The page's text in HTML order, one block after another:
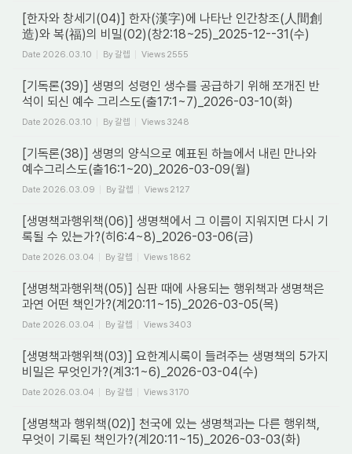
[한자와 창세기(04)] 한자(漢字)에 나타난 인간창조(人間創
造)와 복(福)의 비밀(02)(창2:18~25)_2025-12--31(수)
Date 2026.03.10 By갈렙 Views 2555
[기독론(39)] 생명의 성령인 생수를 공급하기 위해 쪼개진 반
석이 되신 예수 그리스도(출17:1~7)_2026-03-10(화)
Date 2026.03.10 By갈렙 Views 3248
[기독론(38)] 생명의 양식으로 예표된 하늘에서 내린 만나와
예수그리스도(출16:1~20)_2026-03-09(월)
Date 2026.03.09 By갈렙 Views 2127
[생명책과행위책(06)] 생명책에서 그 이름이 지워지면 다시 기
록될 수 있는가?(히6:4~8)_2026-03-06(금)
Date 2026.03.04 By갈렙 Views 1862
[생명책과행위책(05)] 심판 때에 사용되는 행위책과 생명책은
과연 어떤 책인가?(계20:11~15)_2026-03-05(목)
Date 2026.03.04 By갈렙 Views 3403
[생명책과행위책(03)] 요한계시록이 들려주는 생명책의 5가지
비밀은 무엇인가?(계3:1~6)_2026-03-04(수)
Date 2026.03.04 By갈렙 Views 3170
[생명책과 행위책(02)] 천국에 있는 생명책과는 다른 행위책,
무엇이 기록된 책인가?(계20:11~15)_2026-03-03(화)